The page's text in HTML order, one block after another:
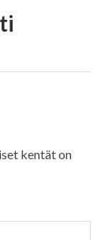
kentät on